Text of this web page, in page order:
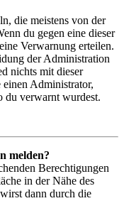
die meistens von der
du gegen eine dieser
Verwarnung erteilen.
der Administration
nichts mit dieser
Administrator,
du verwarnt wurdest.
melden?
Berechtigungen
in der Nähe des
dann durch die